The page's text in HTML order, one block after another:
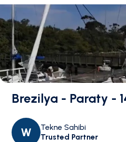
Brezilya - Paraty -
W
Tekne Sahibi
Trusted Partner